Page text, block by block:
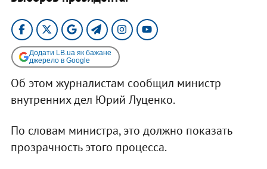
Додати LB.ua як бажане
джерело в Google
Об этом журналистам сообщил министр
внутренних дел Юрий Луценко.
По словам министра, это должно показать
прозрачность этого процесса.